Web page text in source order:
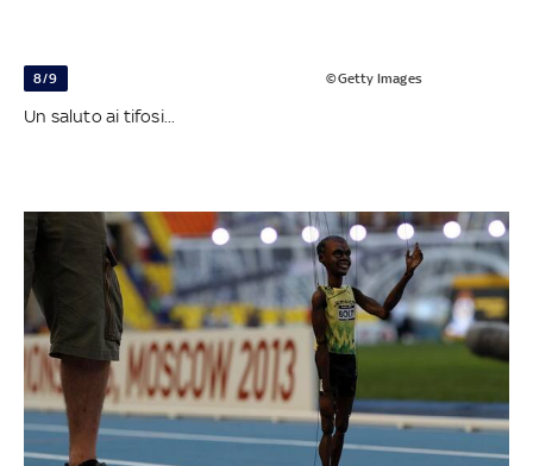
8/9 ©Getty Images
Un saluto ai tifosi...